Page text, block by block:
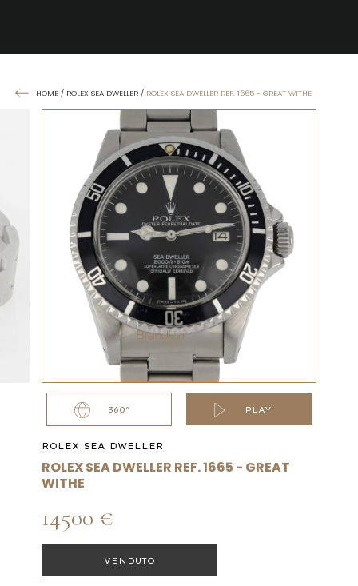
HOME / ROLEX SEA DWELLER / ROLEX SEA DWELLER REF. 1665 - GREAT WITHE
360° PLAY
ROLEX SEA DWELLER
ROLEX SEA DWELLER REF. 1665 - GREAT
WITHE
14500 €
VENDUTO